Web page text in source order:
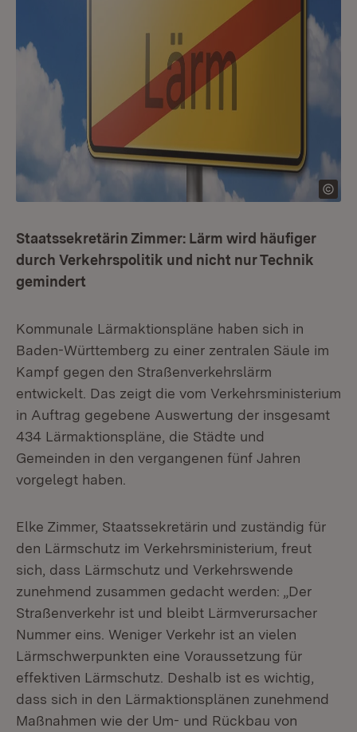
Staatssekretärin Zimmer: Lärm wird häufiger
durch Verkehrspolitik und nicht nur Technik
gemindert
Kommunale Lärmaktionspläne haben sich in
Baden-Württemberg zu einer zentralen Säule im
Kampf gegen den Straßenverkehrslärm
entwickelt. Das zeigt die vom Verkehrsministerium
in Auftrag gegebene Auswertung der insgesamt
434 Lärmaktionspläne, die Städte und
Gemeinden in den vergangenen fünf Jahren
vorgelegt haben.
Elke Zimmer, Staatssekretärin und zuständig für
den Lärmschutz im Verkehrsministerium, freut
sich, dass Lärmschutz und Verkehrswende
zunehmend zusammen gedacht werden: „Der
Straßenverkehr ist und bleibt Lärmverursacher
Nummer eins. Weniger Verkehr ist an vielen
Lärmschwerpunkten eine Voraussetzung für
effektiven Lärmschutz. Deshalb ist es wichtig,
dass sich in den Lärmaktionsplänen zunehmend
Maßnahmen wie der Um- und Rückbau von